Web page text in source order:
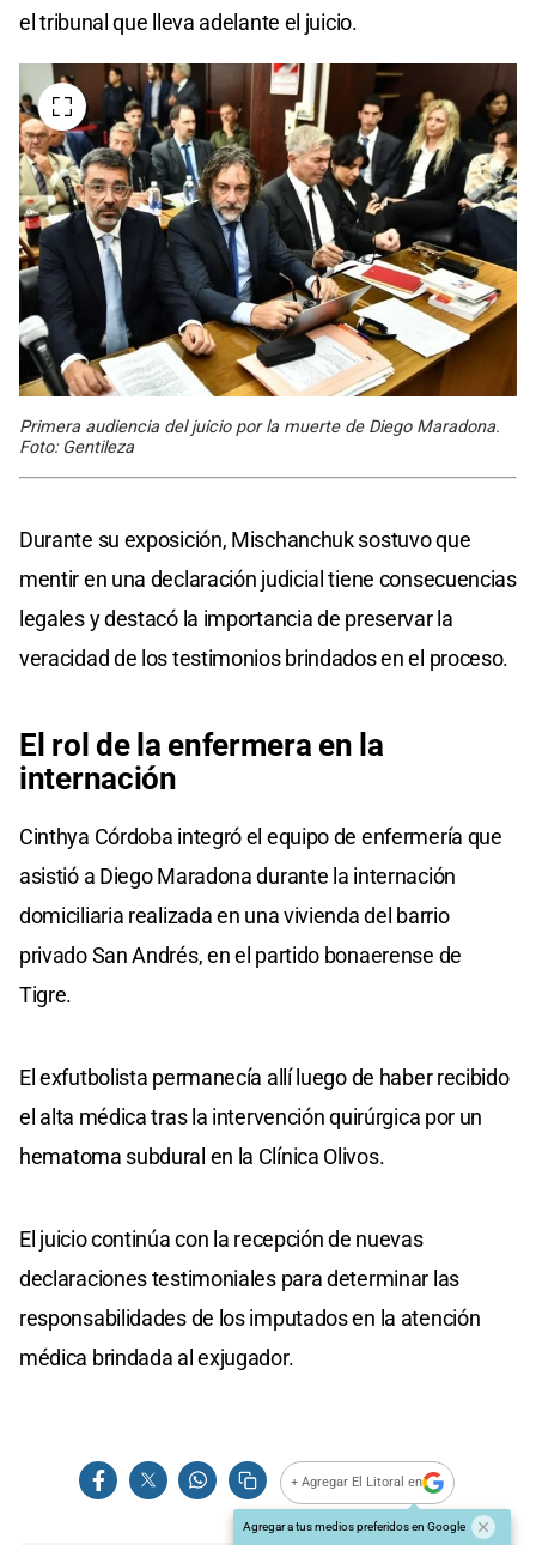
el tribunal que lleva adelante el juicio.
Primera audiencia del juicio por la muerte de Diego Maradona.
Foto: Gentileza
Durante su exposición, Mischanchuk sostuvo que
mentir en una declaración judicial tiene consecuencias
legales y destacó la importancia de preservar la
veracidad de los testimonios brindados en el proceso.
El rol de la enfermera en la
internación
Cinthya Córdoba integró el equipo de enfermería que
asistió a Diego Maradona durante la internación
domiciliaria realizada en una vivienda del barrio
privado San Andrés, en el partido bonaerense de
Tigre.
El exfutbolista permanecía allí luego de haber recibido
el alta médica tras la intervención quirúrgica por un
hematoma subdural en la Clínica Olivos.
El juicio continúa con la recepción de nuevas
declaraciones testimoniales para determinar las
responsabilidades de los imputados en la atención
médica brindada al exjugador.
+ Agregar El Litoral en
Agregar a tus medios preferidos en Google